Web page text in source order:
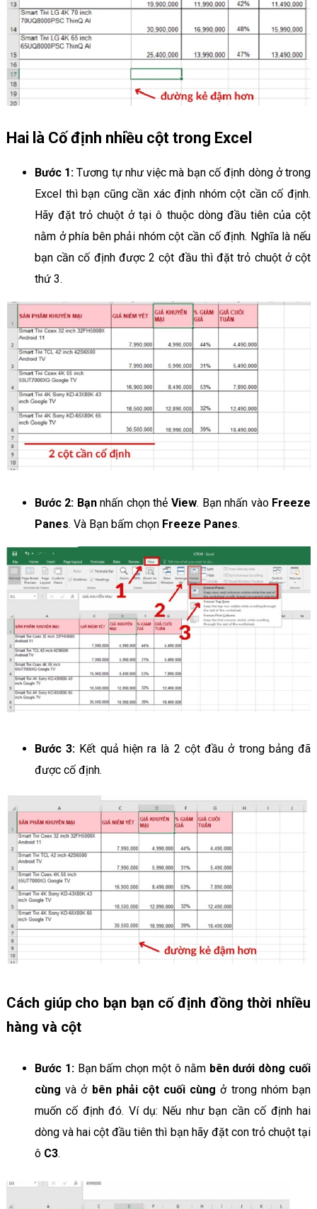
Hai là Cố định nhiều cột trong Excel
Bước 1:Tương tự như việc mà bạn cố định dòng ở trong
Excel thì bạn cũng cần xác định nhóm cột cần cố định.
Hãy đặt trỏ chuột ở tại ô thuộc dòng đầu tiên của cột
nằm ở phía bên phải nhóm cột cần cố định. Nghĩa là nếu
bạn cần cố định được 2 cột đầu thì đặt trỏ chuột ở cột
thứ 3.
Bước 2: Bạnnhấn chọn thẻ View. Bạn nhấn vào Freeze
Panes. Và Bạn bấm chọn Freeze Panes.
Bước 3: Kết quả hiện ra là 2 cột đầu ở trong bảng đã
được cố định.
Cách giúp cho bạn bạn cố định đồng thời nhiều
hàng và cột
Bước 1:Bạn bấm chọn một ô nằm bên dưới dòng cuối
cùng và ở bên phải cột cuối cùng ở trong nhóm bạn
muốn cố định đó. Ví dụ: Nếu như bạn cần cố định hai
dòng và hai cột đầu tiên thì bạn hãy đặt con trỏ chuột tại
ô C3.